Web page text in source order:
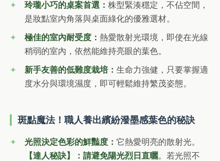
玲瓏小巧的桌案首選：株型緊湊穩定，不佔空間，
是妝點室內角落與桌面綠化的優雅選材。
極佳的室內耐受度：熱愛散射光環境，即使在光線
稍弱的室內，依然能維持亮眼的葉色。
新手友善的低難度栽培：生命力強健，只要掌握適
度水分與環境濕度，即可輕鬆維持繁茂姿態。
斑點魔法！職人養出繽紛潑墨感葉色的秘訣
光照決定色彩的鮮豔度：它熱愛明亮的散射光。
【達人秘訣】：請避免陽光烈日直曬。若光照不